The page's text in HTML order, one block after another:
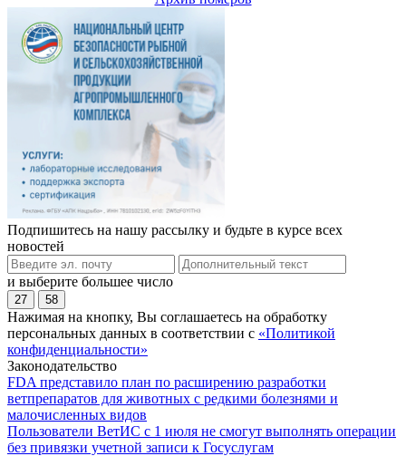
Подпишитесь на нашу рассылку и будьте в курсе всех
новостей
и выберите большее число
27 58
Нажимая на кнопку, Вы соглашаетесь на обработку
персональных данных в соответствии с «Политикой
конфиденциальности»
Законодательство
FDA представило план по расширению разработки
ветпрепаратов для животных с редкими болезнями и
малочисленных видов
Пользователи ВетИС с 1 июля не смогут выполнять операции
без привязки учетной записи к Госуслугам